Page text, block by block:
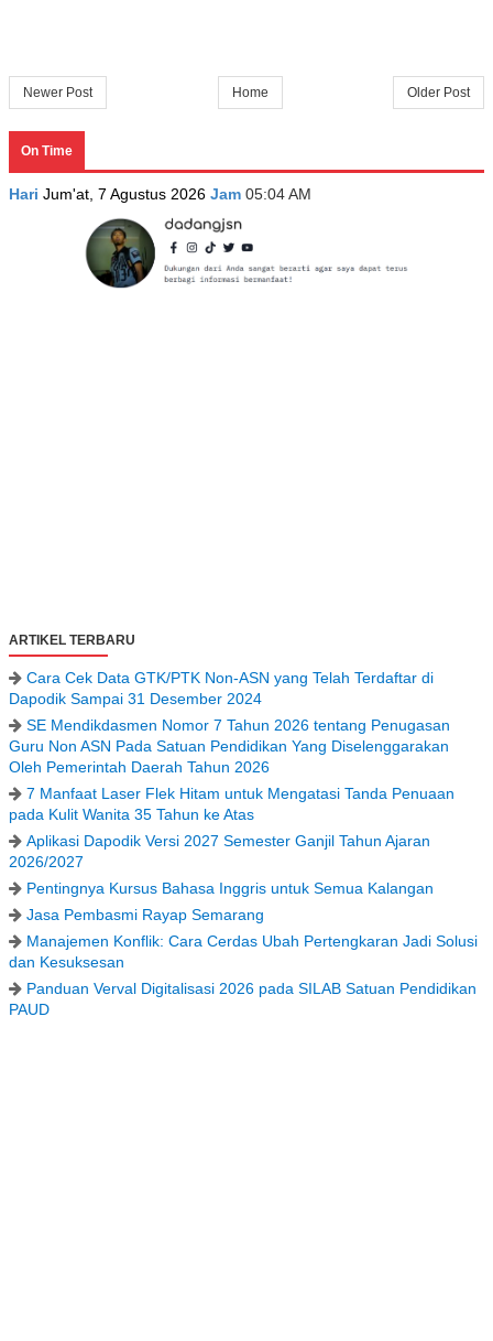
Newer Post Older Post
Home
On Time
Hari Jum'at, 7 Agustus 2026 Jam 05:04 AM
ARTIKEL TERBARU
Cara Cek Data GTK/PTK Non-ASN yang Telah Terdaftar di
Dapodik Sampai 31 Desember 2024
SE Mendikdasmen Nomor 7 Tahun 2026 tentang Penugasan
Guru Non ASN Pada Satuan Pendidikan Yang Diselenggarakan
Oleh Pemerintah Daerah Tahun 2026
7 Manfaat Laser Flek Hitam untuk Mengatasi Tanda Penuaan
pada Kulit Wanita 35 Tahun ke Atas
Aplikasi Dapodik Versi 2027 Semester Ganjil Tahun Ajaran
2026/2027
Pentingnya Kursus Bahasa Inggris untuk Semua Kalangan
Jasa Pembasmi Rayap Semarang
Manajemen Konflik: Cara Cerdas Ubah Pertengkaran Jadi Solusi
dan Kesuksesan
Panduan Verval Digitalisasi 2026 pada SILAB Satuan Pendidikan
PAUD